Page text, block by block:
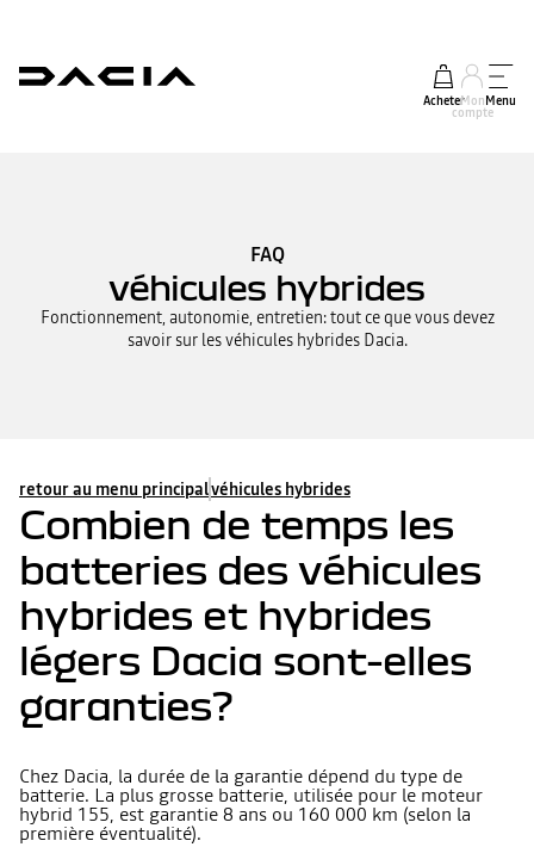
AcheterMon
compte
Menu
FAQ
véhicules hybrides
Fonctionnement, autonomie, entretien: tout ce que vous devez
savoir sur les véhicules hybrides Dacia.
retour au menu principalvéhicules hybrides
Combien de temps les
batteries des véhicules
hybrides et hybrides
légers Dacia sont-elles
garanties?
Chez Dacia, la durée de la garantie dépend du type de
batterie. La plus grosse batterie, utilisée pour le moteur
hybrid 155, est garantie 8 ans ou 160 000 km (selon la
première éventualité).